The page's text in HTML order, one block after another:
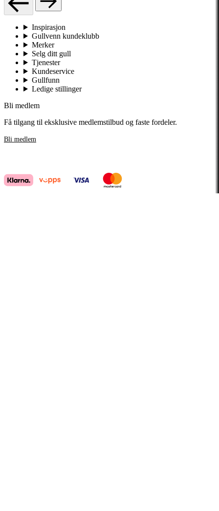
Inspirasjon
Gullvenn kundeklubb
Merker
Selg ditt gull
Tjenester
Kundeservice
Gullfunn
Ledige stillinger
Bli medlem
Få tilgang til eksklusive medlemstilbud og faste fordeler.
Bli medlem